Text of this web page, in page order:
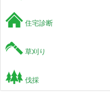
住宅診断
草刈り
伐採